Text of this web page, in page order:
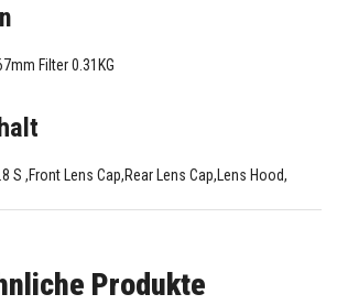
Filter 0.31KG
S ,Front Lens Cap,Rear Lens Cap,Lens Hood,
Produkte